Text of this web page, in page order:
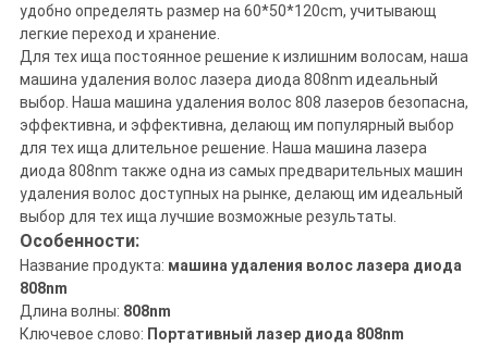
удобно определять размер на 60*50*120cm, учитывающ
легкие переход и хранение.
Для тех ища постоянное решение к излишним волосам, наша
машина удаления волос лазера диода 808nm идеальный
выбор. Наша машина удаления волос 808 лазеров безопасна,
эффективна, и эффективна, делающ им популярный выбор
для тех ища длительное решение. Наша машина лазера
диода 808nm также одна из самых предварительных машин
удаления волос доступных на рынке, делающ им идеальный
выбор для тех ища лучшие возможные результаты.
Особенности:
Название продукта: машина удаления волос лазера диода
808nm
Длина волны: 808nm
Ключевое слово: Портативный лазер диода 808nm